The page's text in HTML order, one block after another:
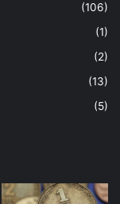
(106)
(1)
(2)
(13)
(5)